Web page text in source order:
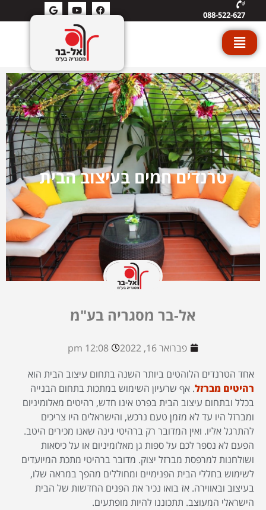
088-522-627
טרנדים חמים בעיצוב הבית
אל-בר מסגריה בע"מ
פברואר 16, 2022
12:08 pm
אחד הטרנדים הלוהטים ביותר השנה בתחום עיצוב הבית הוא
רהיטים מברזל. אף שרעיון השימוש במתכות בתחום הבנייה
בכלל ובתחום עיצוב הבית בפרט אינו חדש, רהיטים מאלומיניום
ומברזל היו עד לא מזמן טעם נרכש, והישראלים היו צריכים
להתרגל אליו. ואין המדובר רק ברהיטי גינה שאנו מכירים היטב.
הפעם לא נספר לכם על ספות גן מאלומיניום או על כיסאות
ושולחנות למרפסת מברזל יצוק. מדובר ברהיטי מתכת המיועדים
לשימוש בחללי הבית הפנימיים ומחוללים מהפך במראה שלו,
בעיצוב ובאווירה. אז בואו נכיר את הפנים החדשות של הבית
הישראלי המעוצב. תתכוננו להיות מופתעים.